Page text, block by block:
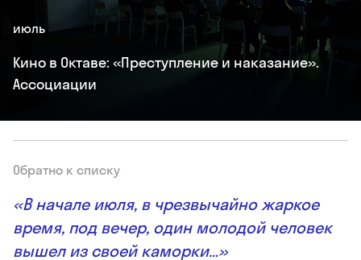
июль
Кино в Октаве: «Преступление и наказание».
Ассоциации
«В начале июля, в чрезвычайно жаркое
время, под вечер, один молодой человек
вышел из своей каморки…»
Обратно к списку